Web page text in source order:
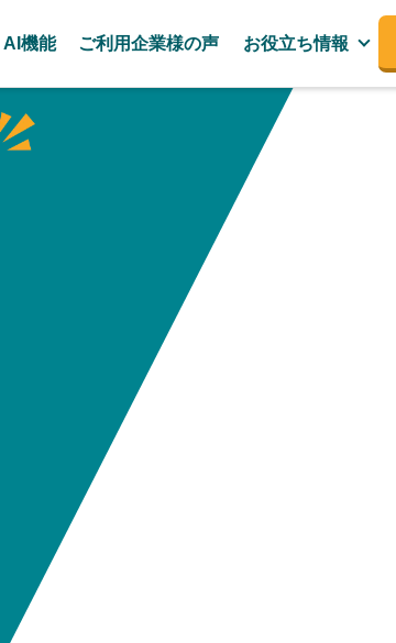
AI機能 ご利用企業様の声 お役立ち情報